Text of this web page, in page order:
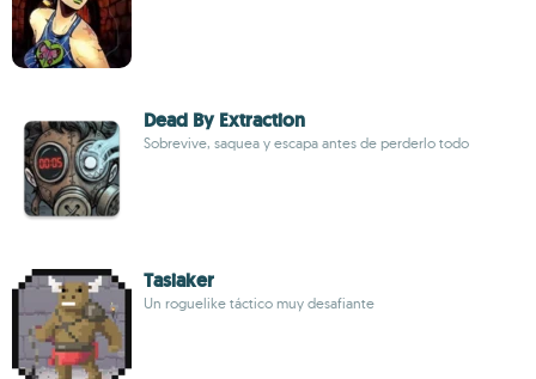
Dead By Extraction
Sobrevive, saquea y escapa antes de perderlo todo
Tasiaker
Un roguelike táctico muy desafiante